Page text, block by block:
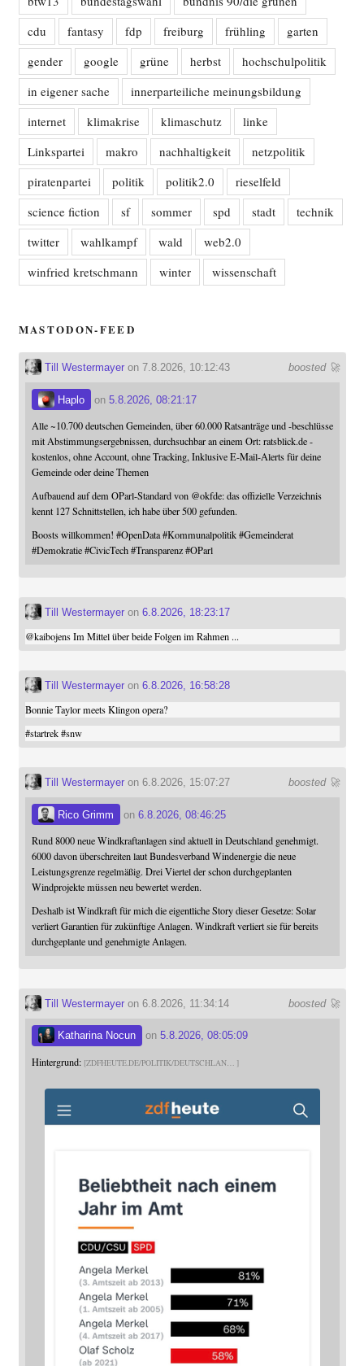
cdu
fantasy fdp freiburg frühling
garten
gender
google grüne herbst
hochschulpolitik
in eigener sache
innerparteiliche meinungsbildung
internet
klimakrise klimaschutz
linke
Linkspartei
makro nachhaltigkeit
netzpolitik
piratenpartei
politik politik2.0
rieselfeld
science fiction
sf sommer spd stadt
technik
twitter
wahlkampf wald
web2.0
winfried kretschmann
winter wissenschaft
MASTODON-FEED
boosted 🚀
Till Westermayeron 7.8.2026, 10:12:43
Haplo on 5.8.2026, 08:21:17
Alle ~10.700 deutschen Gemeinden, über 60.000 Ratsanträge und -beschlüsse
mit Abstimmungsergebnissen, durchsuchbar an einem Ort: ratsblick.de -
kostenlos, ohne Account, ohne Tracking, Inklusive E-Mail-Alerts für deine
Gemeinde oder deine Themen
Aufbauend auf dem OParl-Standard von @okfde: das offizielle Verzeichnis
kennt 127 Schnittstellen, ich habe über 500 gefunden.
Boosts willkommen! #OpenData #Kommunalpolitik #Gemeinderat
#Demokratie #CivicTech #Transparenz #OParl
Till Westermayeron 6.8.2026, 18:23:17
@kaibojensIm Mittel über beide Folgen im Rahmen ...
Till Westermayeron 6.8.2026, 16:58:28
Bonnie Taylor meets Klingon opera?
#startrek #snw
boosted 🚀
Till Westermayeron 6.8.2026, 15:07:27
Rico Grimm on 6.8.2026, 08:46:25
Rund 8000 neue Windkraftanlagen sind aktuell in Deutschland genehmigt.
6000 davon überschreiten laut Bundesverband Windenergie die neue
Leistungsgrenze regelmäßig. Drei Viertel der schon durchgeplanten
Windprojekte müssen neu bewertet werden.
Deshalb ist Windkraft für mich die eigentliche Story dieser Gesetze: Solar
verliert Garantien für zukünftige Anlagen. Windkraft verliert sie für bereits
durchgeplante und genehmigte Anlagen.
boosted 🚀
Till Westermayeron 6.8.2026, 11:34:14
Katharina Nocun on 5.8.2026, 08:05:09
Hintergrund: ZDFHEUTE.DE/POLITIK/DEUTSCHLAN